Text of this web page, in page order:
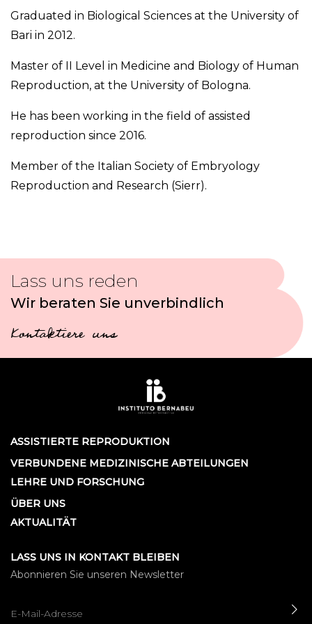
Graduated in Biological Sciences at the University of
Bari in 2012.
Master of II Level in Medicine and Biology of Human
Reproduction, at the University of Bologna.
He has been working in the field of assisted
reproduction since 2016.
Member of the Italian Society of Embryology
Reproduction and Research (Sierr).
Lass uns reden
Wir beraten Sie unverbindlich
Kontaktiere uns
ASSISTIERTE REPRODUKTION
VERBUNDENE MEDIZINISCHE ABTEILUNGEN
LEHRE UND FORSCHUNG
ÜBER UNS
AKTUALITÄT
LASS UNS IN KONTAKT BLEIBEN
Abonnieren Sie unseren Newsletter